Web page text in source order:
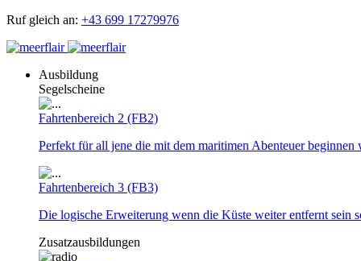
Ruf gleich an: +43 699 17279976
Ausbildung
Segelscheine
Fahrtenbereich 2 (FB2)
Perfekt für all jene die mit dem maritimen Abenteuer beginnen
Fahrtenbereich 3 (FB3)
Die logische Erweiterung wenn die Küste weiter entfernt sein
Zusatzausbildungen